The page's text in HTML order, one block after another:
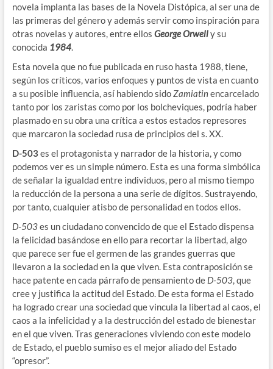
novela implanta las bases de la Novela Distópica, al ser una de
las primeras del género y además servir como inspiración para
otras novelas y autores, entre ellos George Orwelly su
conocida 1984.
Esta novela que no fue publicada en ruso hasta 1988, tiene,
según los críticos, varios enfoques y puntos de vista en cuanto
a su posible influencia, así habiendo sidoZamiatinencarcelado
tanto por los zaristas como por los bolcheviques, podría haber
plasmado en su obra una crítica a estos estados represores
que marcaron la sociedad rusa de principios del s. XX.
D-503 es el protagonista y narrador de la historia, y como
podemos ver es un simple número. Esta es una forma simbólica
de señalar la igualdad entre individuos, pero al mismo tiempo
la reducción de la persona a una serie de dígitos. Sustrayendo,
por tanto, cualquier atisbo de personalidad en todos ellos.
D-503es un ciudadano convencido de que el Estado dispensa
la felicidad basándose en ello para recortar la libertad, algo
que parece ser fue el germen de las grandes guerras que
llevaron a la sociedad en la que viven. Esta contraposición se
hace patente en cada párrafo de pensamiento de D-503, que
cree y justifica la actitud del Estado. De esta forma el Estado
ha logrado crear una sociedad que vincula la libertad al caos, el
caos a la infelicidad y a la destrucción del estado de bienestar
en el que viven. Tras generaciones viviendo con este modelo
de Estado, el pueblo sumiso es el mejor aliado del Estado
“opresor”.